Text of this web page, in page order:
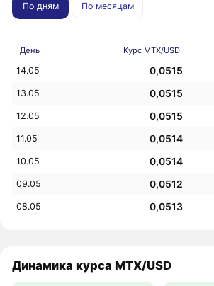
По дням По месяцам
День Курс MTX/USD
14.05 0,0515
13.05 0,0515
12.05 0,0515
11.05 0,0514
10.05 0,0514
09.05 0,0512
08.05 0,0513
Динамика курса MTX/USD